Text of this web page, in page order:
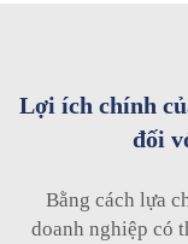
Lợi ích chính
đối
Bằng cách lựa
doanh nghiệp có